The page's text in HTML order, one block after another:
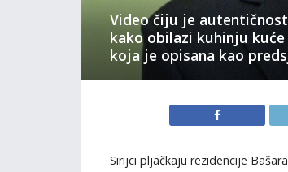
Video čiju je
kako obilazi kuhinju
koja je opisana kao
Sirijci pljačkaju rezidencije